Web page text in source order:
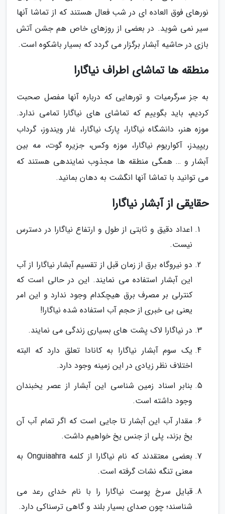
نورهای فوق العاده ای در شب فعال هستند که از تماشا آنها
سیر نمی شوید. در بعضی از روزهای خاص هم جشن آتش
بازی در حاشیه آبشار برگزار می گردد که بسیار باشکوه است.
منطقه ها تماشای اطراف نیاگارا
به جز سرگرمیات و تورهایی که درباره آنها مفصل صحبت
کردیم، باید بگوییم که تماشای های نیاگارا تمامی ندارد.
موزه هنر، دانشگاه نیاگارا، پارک نیاگارا، غار ویندوز، گرداب
ریپیدز، آکواریوم نیاگارا، موزه وکس، جزیره گوت، مه بین
آبشار و … همگی منطقه ها مجذوب نمایندهی هستند که
می توانید با تماشا آنها انگشت به دهان بمانید.
حقایقی از آبشار نیاگارا
اعداد دقیق و ثابتی از طول و ارتفاع نیاگارا در دسترس
نیست.
دو نیروگاه برق از زمان قبل از تقسیم آبشار نیاگارا از آب
این آبشار استفاده می نمایند. این در حالی است که
کنترلی بر مصرف برق هیچکدام وجود ندارد و این امر
یعنی بی خبری از حجم آب استفاده شده نیاگارا!
در نیاگارا لاک پشت های بسیاری زندگی می نمایند.
یک سوم آبشار نیاگارا به کانادا تعلق دارد که البته
اختلاف نظر زیادی در این زمینه وجود دارد.
بنابر اسناد زمین شناسی این آبشار از عصر یخبندان
وجود داشته است.
مقدار آب این آبشار تا جایی است که اگر تمام آب آن
یخ بزند، پلی از جنس یخ خواهیم داشت.
بعضی معتقدند که نام نیاگارا از کلمه Onguiaahra به
معنی تنگه نشات گرفته است.
قبایل سرخ پوست نیاگارا را با نام خدای رعد می
شناسند؛ چون صدای بسیار بلند و گاهی ترسناکی دارد.